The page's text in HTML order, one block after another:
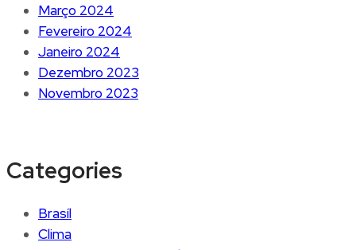
Março 2024
Fevereiro 2024
Janeiro 2024
Dezembro 2023
Novembro 2023
Categories
Brasíl
Clima